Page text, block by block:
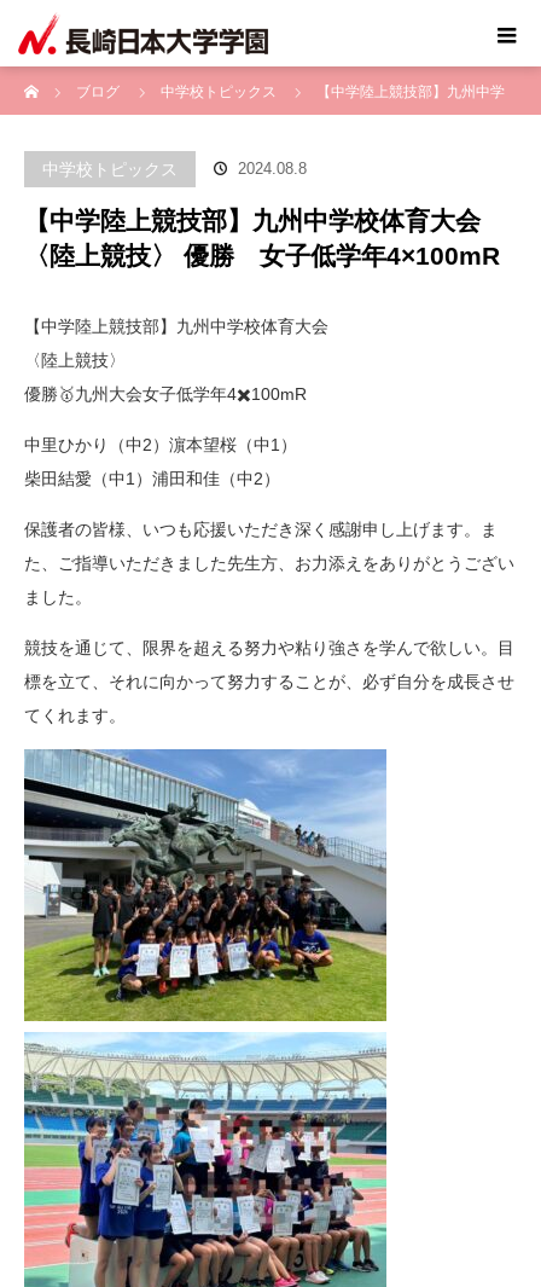
ブログ
中学校トピックス 【中学陸上競技部】九州中学
中学校トピックス 2024.08.8
【中学陸上競技部】九州中学校体育大会
〈陸上競技〉 優勝 女子低学年4×100mR
【中学陸上競技部】九州中学校体育大会
〈陸上競技〉
優勝🥇九州大会女子低学年4✖️100mR
中里ひかり（中2）濵本望桜（中1）
柴田結愛（中1）浦田和佳（中2）
保護者の皆様、いつも応援いただき深く感謝申し上げます。ま
た、ご指導いただきました先生方、お力添えをありがとうござい
ました。
競技を通じて、限界を超える努力や粘り強さを学んで欲しい。目
標を立て、それに向かって努力することが、必ず自分を成長させ
てくれます。